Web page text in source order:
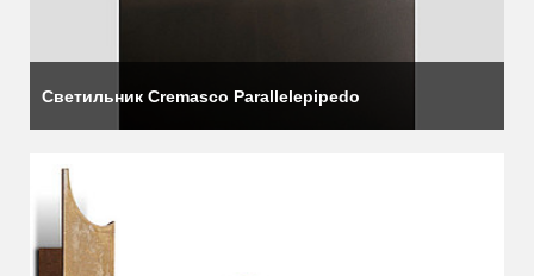
Светильник Cremasco Parallelepipedo